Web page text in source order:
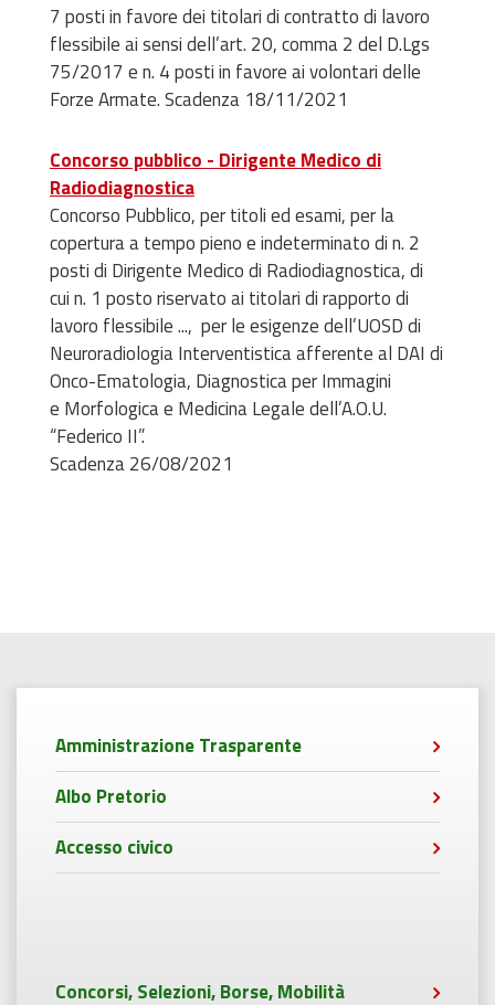
7 posti in favore dei titolari di contratto di lavoro
flessibile ai sensi dell’art. 20, comma 2 del D.Lgs
75/2017 e n. 4 posti in favore ai volontari delle
Forze Armate. Scadenza 18/11/2021
Concorso pubblico - Dirigente Medico di
Radiodiagnostica
Concorso Pubblico, per titoli ed esami, per la
copertura a tempo pieno e indeterminato di n. 2
posti di Dirigente Medico di Radiodiagnostica, di
cui n. 1 posto riservato ai titolari di rapporto di
lavoro flessibile ..., per le esigenze dell’UOSD di
Neuroradiologia Interventistica afferente al DAI di
Onco-Ematologia, Diagnostica per Immagini
e Morfologica e Medicina Legale dell’A.O.U.
“Federico II”.
Scadenza 26/08/2021
Amministrazione Trasparente
Albo Pretorio
Accesso civico
Concorsi, Selezioni, Borse, Mobilità